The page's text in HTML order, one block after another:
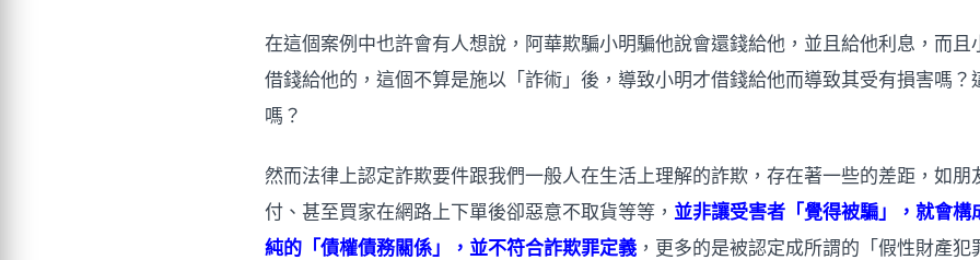
在這個案例中也許會有人想說，阿華欺騙小明騙他說會還錢給他，並且給他利息，而且
借錢給他的，這個不算是施以「詐術」後，導致小明才借錢給他而導致其受有損害嗎？
嗎？
然而法律上認定詐欺要件跟我們一般人在生活上理解的詐欺，存在著一些的差距，如朋
付、甚至買家在網路上下單後卻惡意不取貨等等， 並非讓受害者「覺得被騙」，就會
純的「債權債務關係」，並不符合詐欺罪定義 ，更多的是被認定成所謂的「假性財產